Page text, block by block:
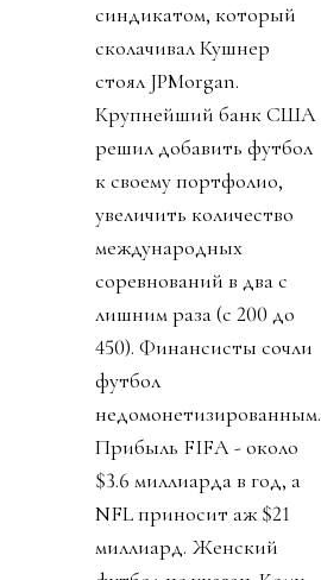
синдикатом, который
сколачивал Кушнер
стоял JPMorgan.
Крупнейший банк США
решил добавить футбол
к своему портфолио,
увеличить количество
международных
соревнований в два с
лишним раза (с 200 до
450). Финансисты сочли
футбол
недомонетизированным.
Прибыль FIFA - около
$3.6 миллиарда в год, а
NFL приносит аж $21
миллиард. Женский